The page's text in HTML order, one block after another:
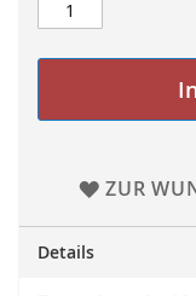
ZUR
Details